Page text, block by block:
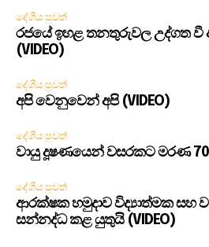
දේශීය පුවත්
රජයේ ඉහළ තනතුරුවල උද්ගත වී
(VIDEO)
දේශීය පුවත්
අපි වෙනුවෙන් අපි (VIDEO)
දේශීය පුවත්
වායු දූෂණයෙන් වසරකට මරණ
දේශීය පුවත්
ආරක්ෂක හමුදාව විද්‍යාත්මක
සන්නද්ධ කළ යුතුයි (VIDEO)